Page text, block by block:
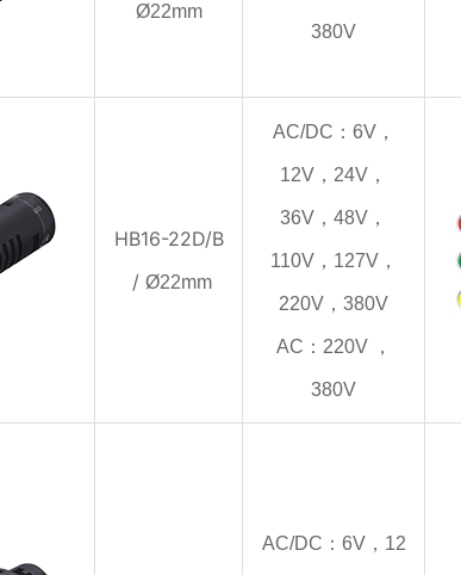
380V
Ø22mm
HB16-22D/B
/ Ø22mm
AC/DC：6V，
12V，24V，
36V，48V，
110V，127V，
220V，380V
AC：220V ，
380V
AC/DC：6V，12